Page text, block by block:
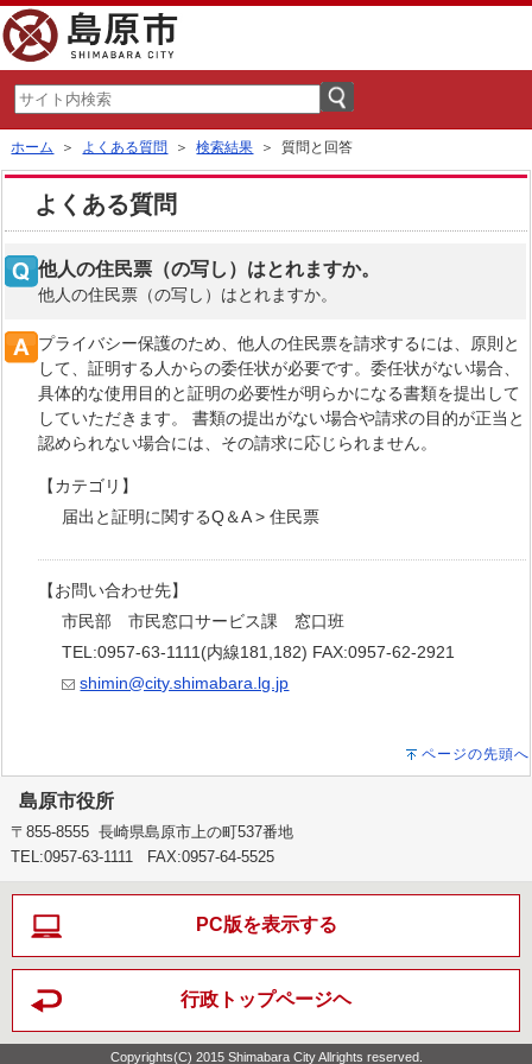
ホーム ＞ よくある質問 ＞検索結果 ＞ 質問と回答
よくある質問
他人の住民票（の写し）はとれますか。
他人の住民票（の写し）はとれますか。
プライバシー保護のため、他人の住民票を請求するには、原則と
して、証明する人からの委任状が必要です。委任状がない場合、
具体的な使用目的と証明の必要性が明らかになる書類を提出して
していただきます。 書類の提出がない場合や請求の目的が正当と
認められない場合には、その請求に応じられません。
【カテゴリ】
届出と証明に関するQ＆A > 住民票
【お問い合わせ先】
市民部 市民窓口サービス課 窓口班
TEL:0957-63-1111(内線181,182) FAX:0957-62-2921
shimin@city.shimabara.lg.jp
ページの先頭へ
島原市役所
〒855-8555 長崎県島原市上の町537番地
TEL:0957-63-1111 FAX:0957-64-5525
PC版を表示する
行政トップページヘ
Copyrights(C) 2015 Shimabara City Allrights reserved.